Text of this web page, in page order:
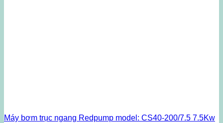
Máy bơm trục ngang Redpump model: CS40-200/7.5 7.5Kw